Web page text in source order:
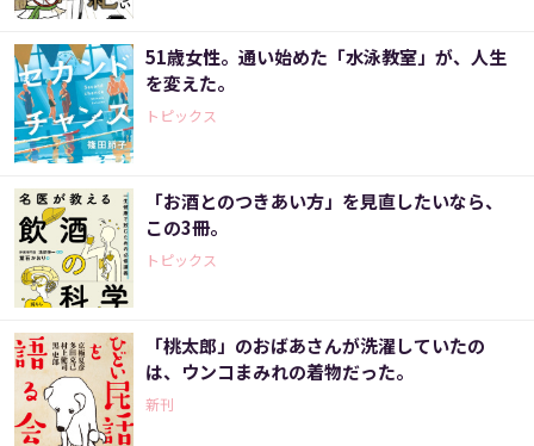
51歳女性。通い始めた「水泳教室」が、人生
を変えた。
トピックス
「お酒とのつきあい方」を見直したいなら、
この3冊。
トピックス
「桃太郎」のおばあさんが洗濯していたの
は、ウンコまみれの着物だった。
新刊